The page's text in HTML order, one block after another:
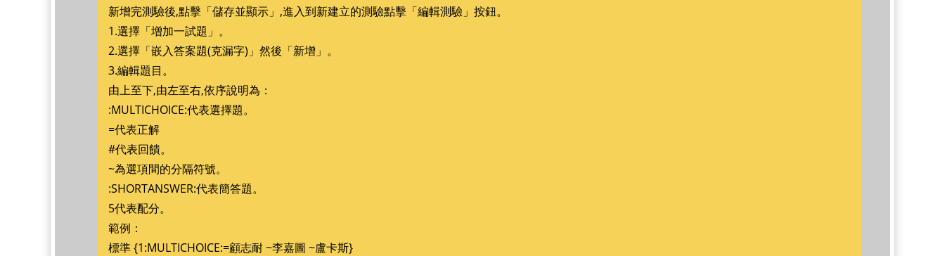
新增完測驗後,點擊「儲存並顯示」,進入到新建立的測驗點擊「編輯測驗」按鈕。
1.選擇「增加一試題」。
2.選擇「嵌入答案題(克漏字)」然後「新增」。
3.編輯題目。
由上至下,由左至右,依序說明為：
:MULTICHOICE:代表選擇題。
=代表正解
#代表回饋。
~為選項間的分隔符號。
:SHORTANSWER:代表簡答題。
5代表配分。
範例：
標準 {1:MULTICHOICE:=顧志耐 ~李嘉圖 ~盧卡斯}